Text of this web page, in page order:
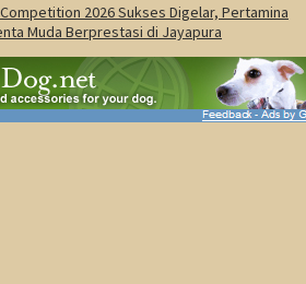
2026 Sukses Digelar, Pertamina
Muda Berprestasi di Jayapura